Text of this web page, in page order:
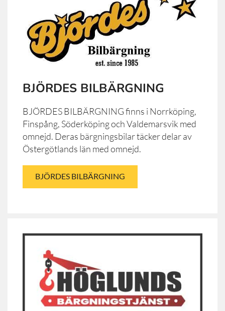
BJÖRDES BILBÄRGNING
BJÖRDES BILBÄRGNING finns i Norrköping,
Finspång, Söderköping och Valdemarsvik med
omnejd. Deras bärgningsbilar täcker delar av
Östergötlands län med omnejd.
BJÖRDES BILBÄRGNING